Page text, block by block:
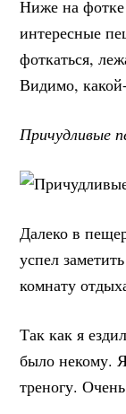
Ниже на фотке
интересные
фоткаться,
Видимо,
Причудливые
Далеко в
успел
комнату
Так как я
было некому.
треногу.